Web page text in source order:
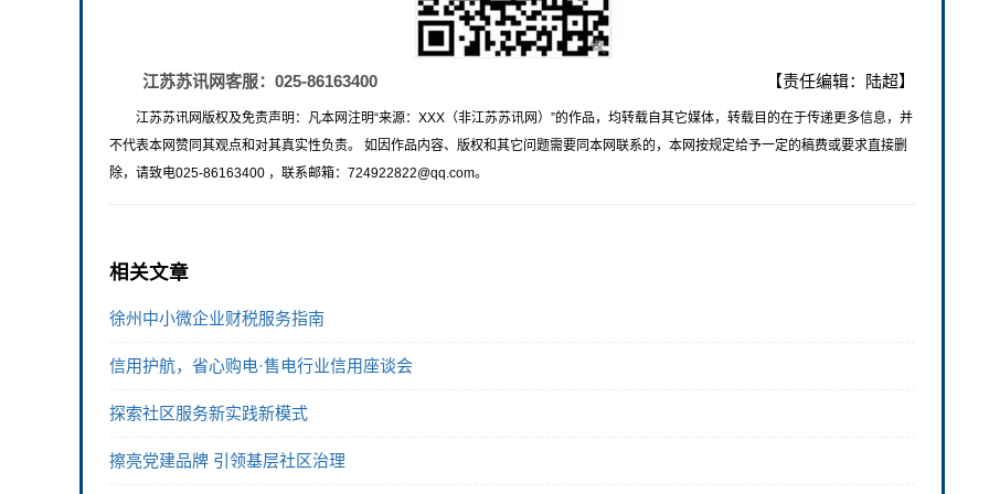
江苏苏讯网客服：025-86163400 【责任编辑：陆超】
江苏苏讯网版权及免责声明：凡本网注明“来源：XXX（非江苏苏讯网）”的作品，均转载自其它媒体，转载目的在于传递更多信息，并
不代表本网赞同其观点和对其真实性负责。 如因作品内容、版权和其它问题需要同本网联系的，本网按规定给予一定的稿费或要求直接删
除，请致电025-86163400 ，联系邮箱：724922822@qq.com。
相关文章
徐州中小微企业财税服务指南
信用护航，省心购电·售电行业信用座谈会
探索社区服务新实践新模式
擦亮党建品牌 引领基层社区治理